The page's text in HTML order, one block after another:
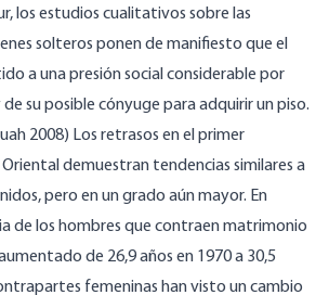
los estudios cualitativos sobre las
solteros ponen de manifiesto que el
a una presión social considerable por
su posible cónyuge para adquirir un piso.
2008) Los retrasos en el primer
demuestran tendencias similares a
pero en un grado aún mayor. En
de los hombres que contraen matrimonio
de 26,9 años en 1970 a 30,5
femeninas han visto un cambio